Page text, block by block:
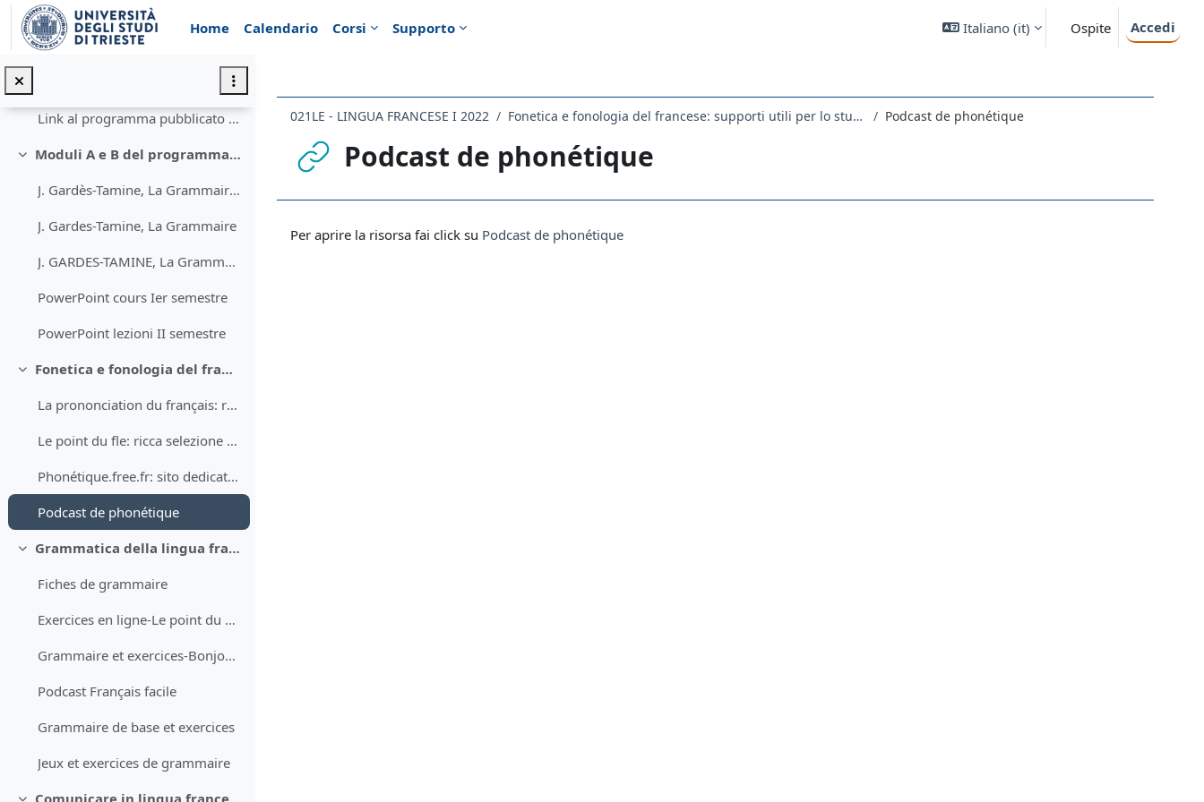
Vai al contenuto principale
Home
Calendario Corsi Supporto Italiano ‎(it)‎ Ospite Accedi
Minimizza
Introduzione
Annunci
Minimizza
Link al programma pubblicato sul sito
Minimizza
Moduli A e B del programma: materiali utili per sostenere l'esame
J. Gardès-Tamine, La Grammaire: méthodes et notions
J. Gardes-Tamine, La Grammaire
J. GARDES-TAMINE, La Grammaire-Exercices-1
PowerPoint cours Ier semestre
PowerPoint lezioni II semestre
Minimizza
Fonetica e fonologia del francese: supporti utili per lo studio individuale
La prononciation du français: règles de base
Le point du fle: ricca selezione di esercizi di fonetica
Phonétique.free.fr: sito dedicato esclusivamente alla pronuncia del francese
Podcast de phonétique
Minimizza
Grammatica della lingua francese: supporti utili per lo studio individuale
Fiches de grammaire
Exercices en ligne-Le point du FLE
Grammaire et exercices-Bonjour de France
Podcast Français facile
Grammaire de base et exercices
Jeux et exercices de grammaire
021LE - LINGUA FRANCESE I 2022 Fonetica e fonologia del francese: supporti utili per lo studio individuale Podcast de phonétique
Podcast de phonétique
Per aprire la risorsa fai click su Podcast de phonétique